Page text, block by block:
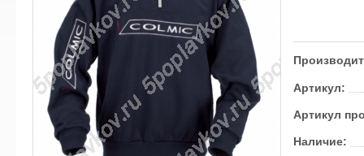
Артикул:
Артикул
Наличие: